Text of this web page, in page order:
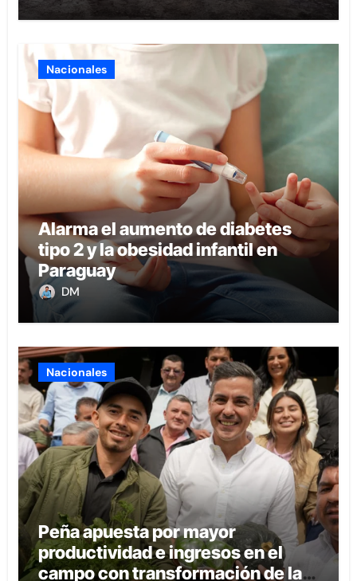
Nacionales
Alarma el aumento de diabetes
tipo 2 y la obesidad infantil en
Paraguay
DM
Nacionales
Peña apuesta por mayor
productividad e ingresos en el
campo con transformación de la